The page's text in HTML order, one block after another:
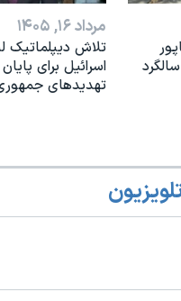
مرداد ۱۶, ۱۴۰۵
تلاش دیپلماتیک
اسرائیل برای
تهدیدهای